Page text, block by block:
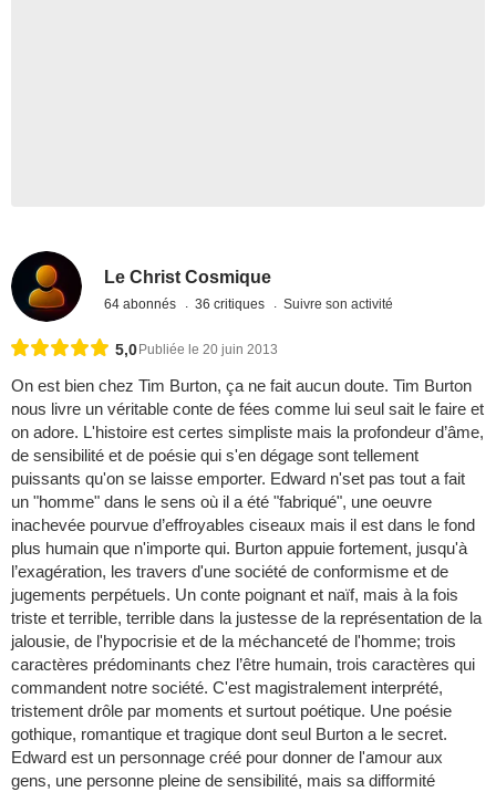
Le Christ Cosmique
64 abonnés 36 critiques Suivre son activité
5,0 Publiée le 20 juin 2013
On est bien chez Tim Burton, ça ne fait aucun doute. Tim Burton
nous livre un véritable conte de fées comme lui seul sait le faire et
on adore. L'histoire est certes simpliste mais la profondeur d’âme,
de sensibilité et de poésie qui s'en dégage sont tellement
puissants qu'on se laisse emporter. Edward n'set pas tout a fait
un "homme" dans le sens où il a été "fabriqué", une oeuvre
inachevée pourvue d’effroyables ciseaux mais il est dans le fond
plus humain que n'importe qui. Burton appuie fortement, jusqu'à
l’exagération, les travers d'une société de conformisme et de
jugements perpétuels. Un conte poignant et naïf, mais à la fois
triste et terrible, terrible dans la justesse de la représentation de la
jalousie, de l'hypocrisie et de la méchanceté de l'homme; trois
caractères prédominants chez l’être humain, trois caractères qui
commandent notre société. C'est magistralement interprété,
tristement drôle par moments et surtout poétique. Une poésie
gothique, romantique et tragique dont seul Burton a le secret.
Edward est un personnage créé pour donner de l'amour aux
gens, une personne pleine de sensibilité, mais sa difformité